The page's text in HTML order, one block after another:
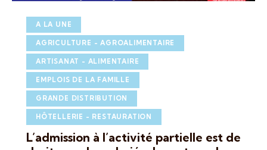
A LA UNE
AGRICULTURE - AGROALIMENTAIRE
ARTISANAT - ALIMENTAIRE
EMPLOIS DE LA FAMILLE
GRANDE DISTRIBUTION
HÔTELLERIE - RESTAURATION
L’admission à l’activité partielle est de